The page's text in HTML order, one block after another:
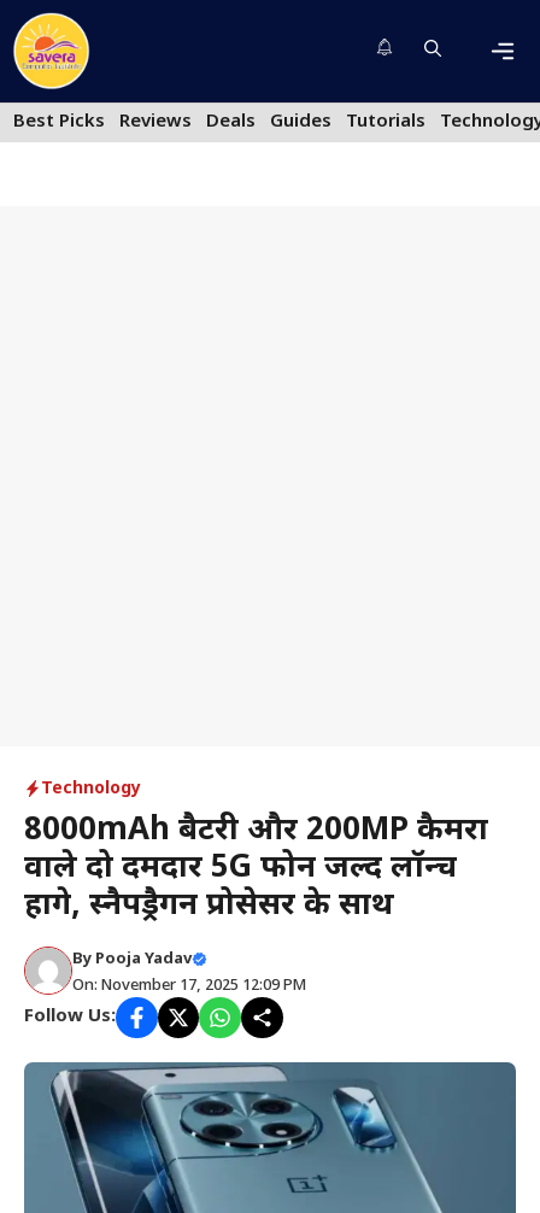
Skip
to
content
Best Picks
Reviews Deals Guides Tutorials
Technology
8000mAh बैटरी और 200MP कैमरा
वाले दो दमदार 5G फोन जल्द लॉन्च
होंगे, स्नैपड्रैगन प्रोसेसर के साथ
By Pooja Yadav
On: November 17, 2025 12:09 PM
Follow Us: